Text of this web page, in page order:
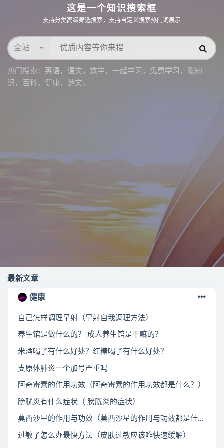
这是一个知识搜索框
支持分类高级筛选搜索，支持自定义搜索热门词展示
全站
热门搜索： 英语 ， 语文 ， 数学 ， 一起学习 ， 免费学习 ， 涨知
识 ， 百科 ， 健康 ， 范文 ，
最新文章
健康
自己怎样调理早射（早射自我调理方法）
养生馆是做什么的？ 成人养生馆是干嘛的？
米酒喝了有什么好处？红糖喝了有什么好处？
支原体肺炎一个加号严重吗
阿奇霉素的作用功效（阿奇霉素的作用功效都是什么？）
膀胱炎有什么症状（ 膀胱炎的症状）
莫西沙星的作用与功效（莫西沙星的作用与功效都是什么？）
过敏了怎么办最快方法（皮肤过敏应该咋快速缓解）